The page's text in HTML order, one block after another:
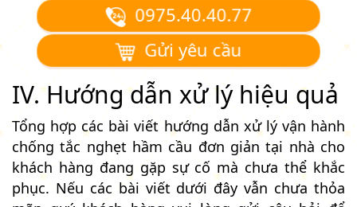
0975.40.40.77
Gửi yêu cầu
IV. Hướng dẫn xử lý hiệu quả
Tổng hợp các bài viết hướng dẫn xử lý vận hành
chống tắc nghẹt hầm cầu đơn giản tại nhà cho
khách hàng đang gặp sự cố mà chưa thể khắc
phục. Nếu các bài viết dưới đây vẫn chưa thỏa